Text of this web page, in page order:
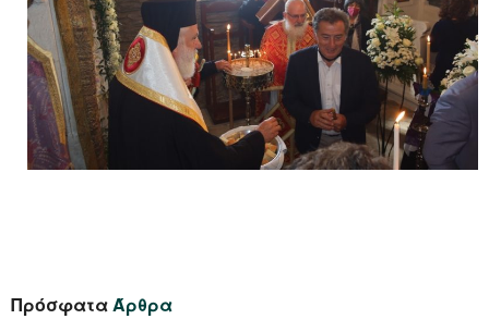
ΠρόσφαταΆρθρα